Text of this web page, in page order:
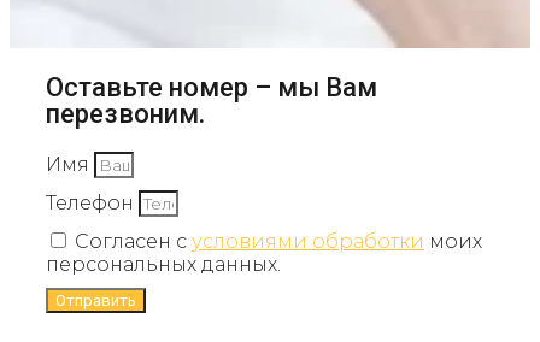
Оставьте номер – мы Вам
перезвоним.
Имя
Телефон
Согласен с условиями обработки моих
персональных данных.
Отправить